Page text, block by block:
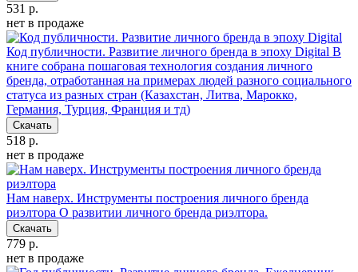
531 р.
нет в продаже
Код публичности. Развитие личного бренда в эпоху Digital В
книге собрана пошаговая технология создания личного
бренда, отработанная на примерах людей разного социального
статуса из разных стран (Казахстан, Литва, Марокко,
Германия, Турция, Франция и тд)
Скачать
518 р.
нет в продаже
Нам наверх. Инструменты построения личного бренда
риэлтора О развитии личного бренда риэлтора.
Скачать
779 р.
нет в продаже